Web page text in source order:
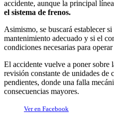
accidente, aunque la principal
el sistema de frenos.
Asimismo, se buscará establecer
mantenimiento adecuado y si el
condiciones necesarias para
El accidente vuelve a poner sobre
revisión constante de unidades de
pendientes, donde una falla
consecuencias mayores.
Ver en Facebook